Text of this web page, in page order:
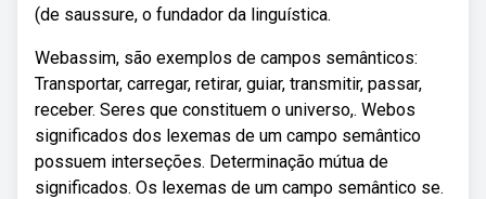
(de saussure, o fundador da linguística.
Webassim, são exemplos de campos semânticos:
Transportar, carregar, retirar, guiar, transmitir, passar,
receber. Seres que constituem o universo,. Webos
significados dos lexemas de um campo semântico
possuem interseções. Determinação mútua de
significados. Os lexemas de um campo semântico se.